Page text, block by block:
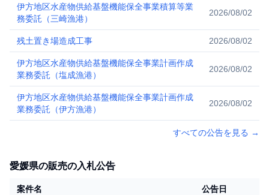
伊方地区水産物供給基盤機能保全事業積算等業
務委託（三崎漁港）
2026/08/02
残土置き場造成工事 2026/08/02
伊方地区水産物供給基盤機能保全事業計画作成
業務委託（塩成漁港）
2026/08/02
伊方地区水産物供給基盤機能保全事業計画作成
業務委託（伊方漁港）
2026/08/02
すべての公告を見る →
愛媛県の販売の入札公告
案件名 公告日